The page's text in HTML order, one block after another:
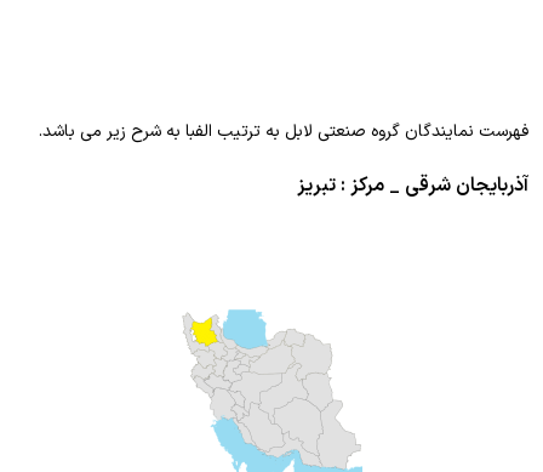
فهرست نمایندگان گروه صنعتی لابل به ترتیب الفبا به شرح زیر می باشد.
آذربایجان شرقی _ مرکز : تبریز